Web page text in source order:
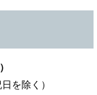
を除く）